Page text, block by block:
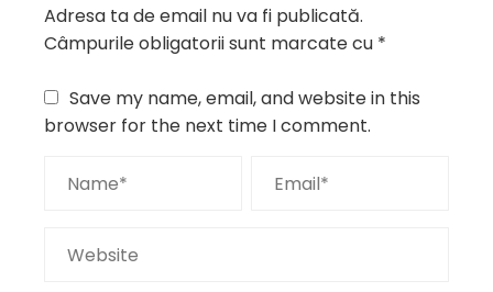
Adresa ta de email nu va fi publicată.
Câmpurile obligatorii sunt marcate cu *
Save my name, email, and website in this
browser for the next time I comment.